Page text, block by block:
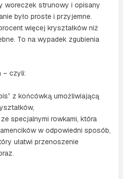
woreczek strunowy i opisany
było proste i przyjemne.
więcej kryształków niż
To na wypadek zgubienia
– czyli:
z końcówką umożliwiającą
specjalnymi rowkami, która
w odpowiedni sposób,
ułatwi przenoszenie